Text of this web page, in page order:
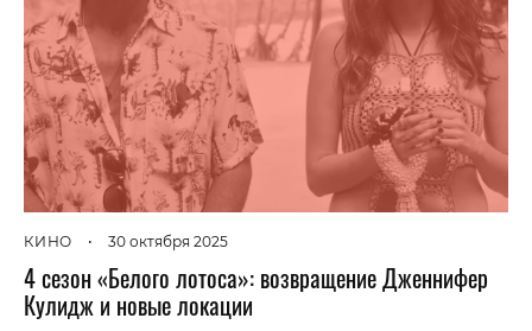
КИНО • 30 октября 2025
4 сезон «Белого лотоса»: возвращение Дженнифер
Кулидж и новые локации